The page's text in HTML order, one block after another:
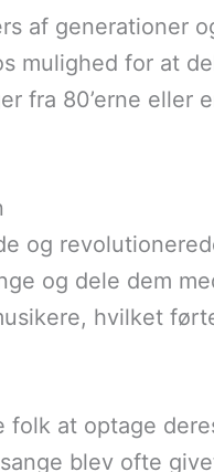
af generationer
mulighed for at
fra 80’erne eller
og
og dele dem
hvilket
at optage
blev ofte